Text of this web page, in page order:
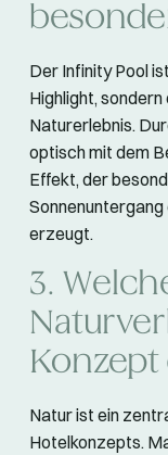
Der Infinity Pool
Highlight,
Naturerlebnis.
optisch mit dem
Effekt, der
erzeugt.
3.
Konzept
Natur ist ein
Hotelkonzepts.